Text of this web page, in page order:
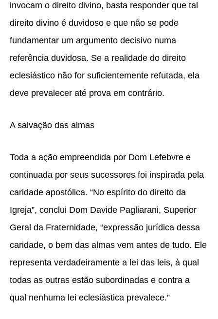
invocam o direito divino, basta responder que tal
direito divino é duvidoso e que não se pode
fundamentar um argumento decisivo numa
referência duvidosa. Se a realidade do direito
eclesiástico não for suficientemente refutada, ela
deve prevalecer até prova em contrário.
A salvação das almas
Toda a ação empreendida por Dom Lefebvre e
continuada por seus sucessores foi inspirada pela
caridade apostólica. “No espírito do direito da
Igreja”, conclui Dom Davide Pagliarani, Superior
Geral da Fraternidade, “expressão jurídica dessa
caridade, o bem das almas vem antes de tudo. Ele
representa verdadeiramente a lei das leis, à qual
todas as outras estão subordinadas e contra a
qual nenhuma lei eclesiástica prevalece.”